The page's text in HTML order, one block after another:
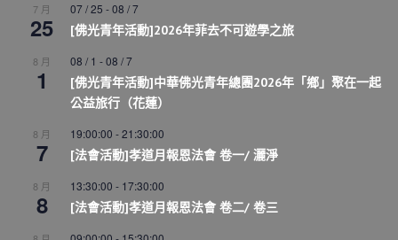
7 月
25
07 / 25 -08 / 7
[佛光青年活動]2026年菲去不可遊學之旅
8 月
1
08 / 1 -08 / 7
[佛光青年活動]中華佛光青年總團2026年「鄉」聚在一起
公益旅行（花蓮）
8 月
7
19:00:00 -21:30:00
[法會活動]孝道月報恩法會 卷一/ 灑淨
8 月
8
13:30:00 - 17:30:00
[法會活動]孝道月報恩法會 卷二/ 卷三